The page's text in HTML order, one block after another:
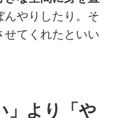
んやりしたり。そ
せてくれたといい
」より「や